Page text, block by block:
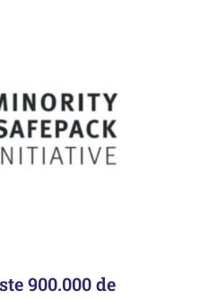
900.000 de